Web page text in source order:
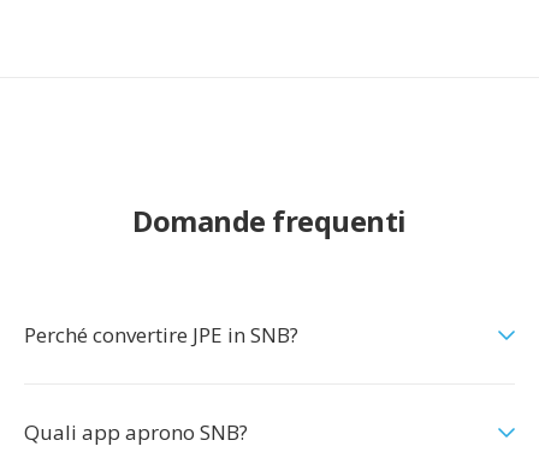
Domande frequenti
Perché convertire JPE in SNB?
Quali app aprono SNB?